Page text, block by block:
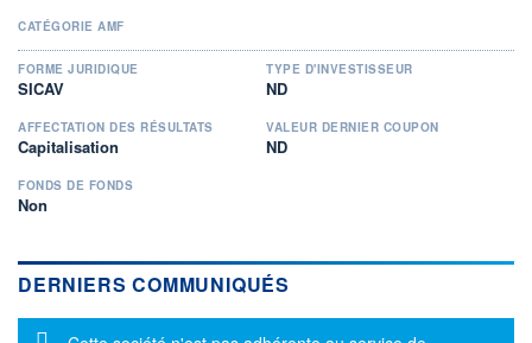
CATÉGORIE AMF
FORME JURIDIQUE
SICAV
TYPE D'INVESTISSEUR
ND
AFFECTATION DES RÉSULTATS
Capitalisation
VALEUR DERNIER COUPON
ND
FONDS DE FONDS
Non
DERNIERS COMMUNIQUÉS